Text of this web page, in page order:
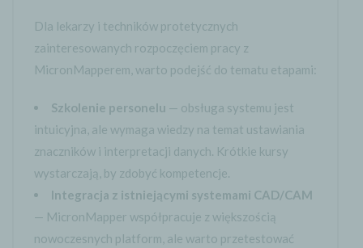
Dla lekarzy i techników protetycznych
zainteresowanych rozpoczęciem pracy z
MicronMapperem, warto podejść do tematu etapami:
Szkolenie personelu — obsługa systemu jest
intuicyjna, ale wymaga wiedzy na temat ustawiania
znaczników i interpretacji danych. Krótkie kursy
wystarczają, by zdobyć kompetencje.
Integracja z istniejącymi systemami CAD/CAM
— MicronMapper współpracuje z większością
nowoczesnych platform, ale warto przetestować